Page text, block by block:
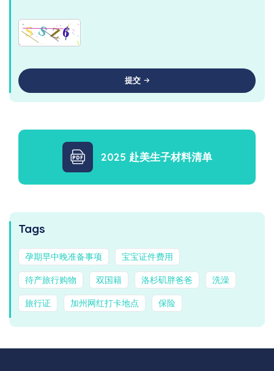
提交
2025 赴美生子材料清单
Tags
孕期早中晚准备事项 宝宝证件费用
待产旅行购物 双国籍 洛杉矶胖爸爸 洗澡
旅行证 加州网红打卡地点 保险